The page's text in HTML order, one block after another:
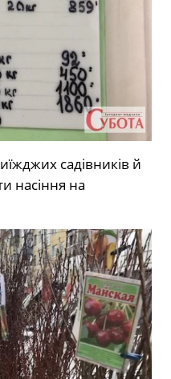
садівників й
насіння на